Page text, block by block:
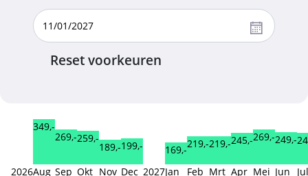
Reset voorkeuren
2026
349,-
Aug
269,-
Sep
259,-
Okt
189,-
Nov
199,-
Dec 2027
169,-
Jan
219,-
Feb
219,-
Mrt
245,-
Apr
269,-
Mei
249,-
Jun
Jul